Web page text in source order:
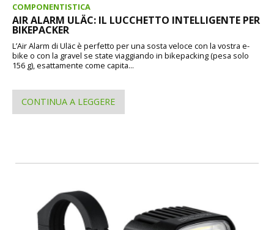
COMPONENTISTICA
AIR ALARM ULÄC: IL LUCCHETTO INTELLIGENTE PER
BIKEPACKER
L’Air Alarm di Uläc è perfetto per una sosta veloce con la vostra e-
bike o con la gravel se state viaggiando in bikepacking (pesa solo
156 g), esattamente come capita...
CONTINUA A LEGGERE